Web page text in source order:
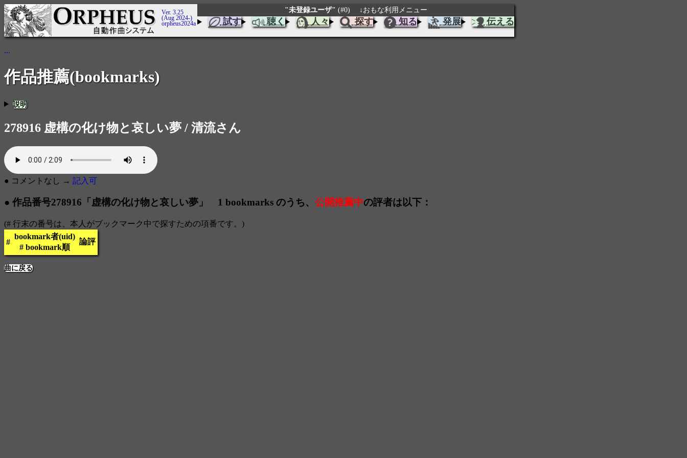
Ver. 3.25
(Aug 2024-)
orpheus2024a
"未登録ユーザ" (#0) ↓おもな利用メニュー
試す 聴く 人々 探す 知る 発展 伝える
...
作品推薦(bookmarks)
説明
278916 虚構の化け物と哀しい夢 / 清流さん
● コメントなし → 記入可
● 作品番号278916「虚構の化け物と哀しい夢」 1 bookmarks のうち、 公開推薦中の評者は以下：
(# 行末の番号は、本人がブックマーク中で探すための項番です。)
#
bookmark者(uid)
# bookmark順
論評
曲に戻る